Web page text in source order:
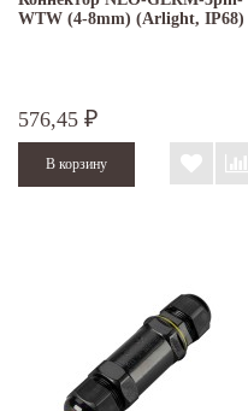
WTW (4-8mm) (Arlight, IP68)
576,45 ₽